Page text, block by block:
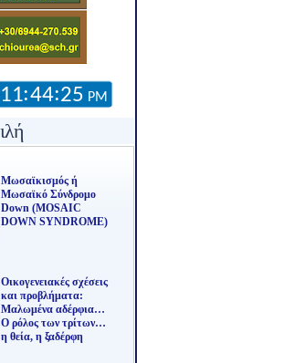
Μωσαϊκισμός ή
Μωσαϊκό Σύνδρομο
Down (MOSAIC
DOWN SYNDROME)
Οικογενειακές σχέσεις
και προβλήματα:
Μαλωμένα αδέρφια…
Ο ρόλος των τρίτων…
η θεία, η ξαδέρφη